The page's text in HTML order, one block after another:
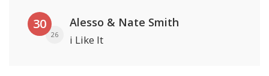
30
26
Alesso & Nate Smith
i Like It